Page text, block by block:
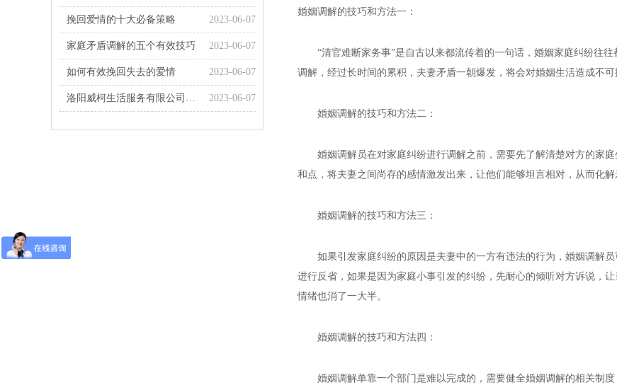
婚姻调解的技巧和方法一：
“清官难断家务事”是自古以来都流传着的一句话，婚姻家庭纠纷往往
调解，经过长时间的累积，夫妻矛盾一朝爆发，将会对婚姻生活造成不可
婚姻调解的技巧和方法二：
婚姻调解员在对家庭纠纷进行调解之前，需要先了解清楚对方的家庭
和点，将夫妻之间尚存的感情激发出来，让他们能够坦言相对，从而化解
婚姻调解的技巧和方法三：
如果引发家庭纠纷的原因是夫妻中的一方有违法的行为，婚姻调解员
进行反省，如果是因为家庭小事引发的纠纷，先耐心的倾听对方诉说，
情绪也消了一大半。
婚姻调解的技巧和方法四：
婚姻调解单靠一个部门是难以完成的，需要健全婚姻调解的相关制度
挽回爱情的十大必备策略 2023-06-07
家庭矛盾调解的五个有效技巧 2023-06-07
如何有效挽回失去的爱情 2023-06-07
洛阳威柯生活服务有限公司祝大家新春快乐，龙年行大运！ 2023-06-07